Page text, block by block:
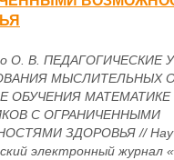
О. В. ПЕДАГОГИЧЕСКИЕ
МЫСЛИТЕЛЬНЫХ
ОБУЧЕНИЯ
С ОГРАНИЧЕННЫМИ
ЗДОРОВЬЯ //
электронный журнал